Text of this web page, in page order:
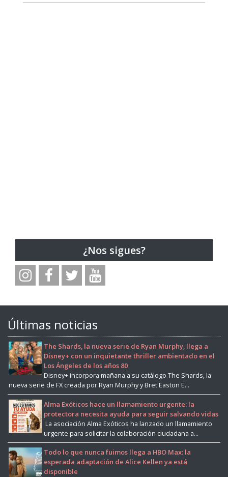
¿Nos sigues?
Últimas noticias
The Shards, la nueva serie de Ryan Murphy, llega a
Disney+ con un inquietante thriller ambientado en el
Los Ángeles de los años 80
Disney+ incorpora mañana a su catálogo The Shards, la
nueva serie de FX creada por Ryan Murphy y Bret Easton E...
Alma Exóticos hace un llamamiento urgente: la
protectora necesita ayuda para seguir salvando vidas
La asociación Alma Exóticos ha lanzado un llamamiento
urgente para solicitar la colaboración ciudadana a...
Todo lo que nunca fuimos llega a HBO Max: la
esperada adaptación de Alice Kellen ya está
disponible